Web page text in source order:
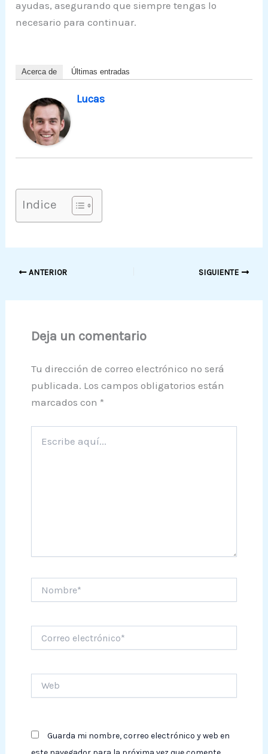
ayudas, asegurando que siempre tengas lo
necesario para continuar.
Acerca de Últimas entradas
Lucas
Indice
ANTERIOR SIGUIENTE
Deja un comentario
Tu dirección de correo electrónico no será
publicada. Los campos obligatorios están
marcados con *
aquí...
electrónico*
Guarda mi nombre, correo electrónico y web en